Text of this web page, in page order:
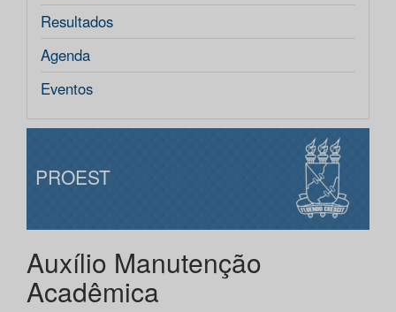
Resultados
Agenda
Eventos
PROEST
Auxílio Manutenção
Acadêmica